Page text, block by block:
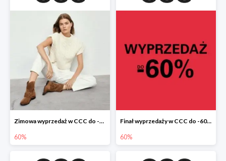
Zimowa wyprzedaż w CCC do -60%
60%
Finał wyprzedaży w CCC do -60%
60%